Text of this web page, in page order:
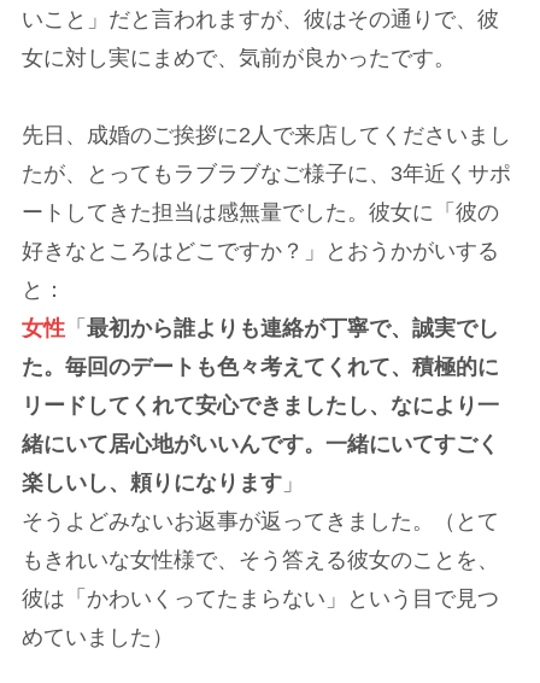
いこと」だと言われますが、彼はその通りで、彼
女に対し実にまめで、気前が良かったです。
先日、成婚のご挨拶に2人で来店してくださいまし
たが、とってもラブラブなご様子に、3年近くサポ
ートしてきた担当は感無量でした。彼女に「彼の
好きなところはどこですか？」とおうかがいする
と：
女性「 最初から誰よりも連絡が丁寧で、誠実でし
た。毎回のデートも色々考えてくれて、積極的に
リードしてくれて安心できましたし、なにより一
緒にいて居心地がいいんです。一緒にいてすごく
楽しいし、頼りになります」
そうよどみないお返事が返ってきました。（とて
もきれいな女性様で、そう答える彼女のことを、
彼は「かわいくってたまらない」という目で見つ
めていました）